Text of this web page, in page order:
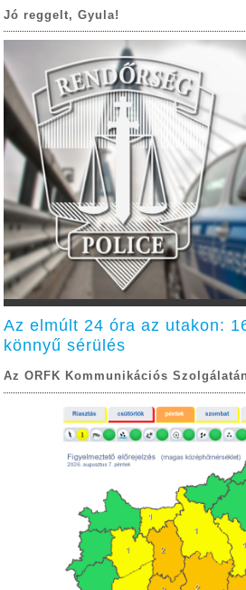
Jó reggelt, Gyula!
Az elmúlt 24 óra az utakon:
könnyű sérülés
Az ORFK Kommunikációs